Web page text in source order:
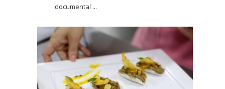
documental ...